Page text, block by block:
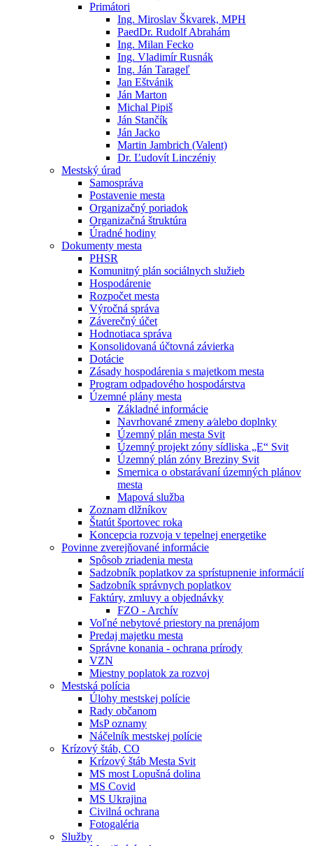
Primátori
Ing. Miroslav Škvarek, MPH
PaedDr. Rudolf Abrahám
Ing. Milan Fecko
Ing. Vladimír Rusnák
Ing. Ján Tarageľ
Jan Eštvánik
Ján Marton
Michal Pipiš
Ján Stančík
Ján Jacko
Martin Jambrich (Valent)
Dr. Ľudovít Linczéniy
Mestský úrad
Samospráva
Postavenie mesta
Organizačný poriadok
Organizačná štruktúra
Úradné hodiny
Dokumenty mesta
PHSR
Komunitný plán sociálnych služieb
Hospodárenie
Rozpočet mesta
Výročná správa
Záverečný účet
Hodnotiaca správa
Konsolidovaná účtovná závierka
Dotácie
Zásady hospodárenia s majetkom mesta
Program odpadového hospodárstva
Územné plány mesta
Základné informácie
Navrhované zmeny a⁄alebo doplnky
Územný plán mesta Svit
Územný projekt zóny sídliska „E“ Svit
Územný plán zóny Breziny Svit
Smernica o obstarávaní územných plánov
mesta
Mapová služba
Zoznam dlžníkov
Štatút športovec roka
Koncepcia rozvoja v tepelnej energetike
Povinne zverejňované informácie
Spôsob zriadenia mesta
Sadzobník poplatkov za sprístupnenie informácií
Sadzobník správnych poplatkov
Faktúry, zmluvy a objednávky
FZO - Archív
Voľné nebytové priestory na prenájom
Predaj majetku mesta
Správne konania - ochrana prírody
VZN
Miestny poplatok za rozvoj
Mestská polícia
Úlohy mestskej polície
Rady občanom
MsP oznamy
Náčelník mestskej polície
Krízový štáb, CO
Krízový štáb Mesta Svit
MS most Lopušná dolina
MS Covid
MS Ukrajina
Civilná ochrana
Fotogaléria
Služby